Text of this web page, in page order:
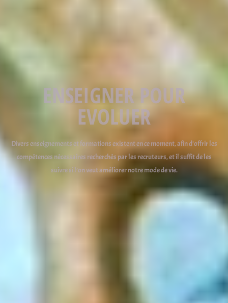
ENSEIGNER POUR
EVOLUER
Divers enseignements et formations existent en ce moment, afin d’offrir les
compétences nécessaires recherchés par les recruteurs, et il suffit de les
suivre si l’on veut améliorer notre mode de vie.